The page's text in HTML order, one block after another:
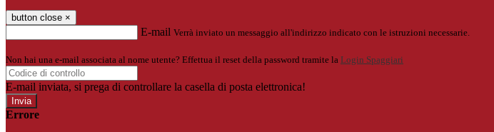
button close ×
E-mail Verrà inviato un messaggio all'indirizzo indicato con le istruzioni necessarie.
Non hai una e-mail associata al nome utente? Effettua il reset della password tramite la Login Spaggiari
E-mail inviata, si prega di controllare la casella di posta elettronica!
Errore